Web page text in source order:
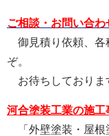
ご相談・お問い合わ
御見積り依頼、各
ぞ。
お待ちしておりま
河合塗装工業の施工
「外壁塗装・屋根